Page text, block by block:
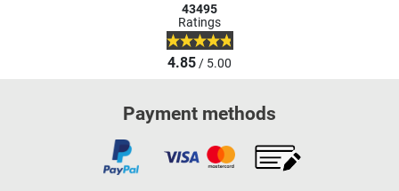
43495
Ratings
4.85/ 5.00
Payment methods